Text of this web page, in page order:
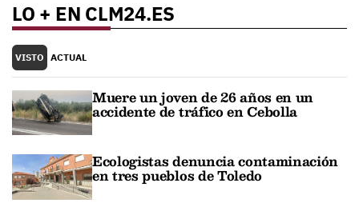
LO + EN CLM24.ES
VISTO ACTUAL
Muere un joven de 26 años en un
accidente de tráfico en Cebolla
Ecologistas denuncia contaminación
en tres pueblos de Toledo